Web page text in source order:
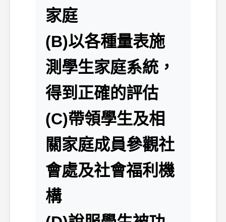
家庭
(B)以各種量表施
測學生家庭系統，
得到正確的評估
(C)帶領學生及相
關家庭成員參觀社
會處及社會福利機
構